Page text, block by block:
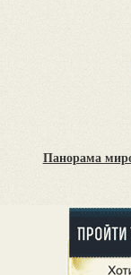
Панорама